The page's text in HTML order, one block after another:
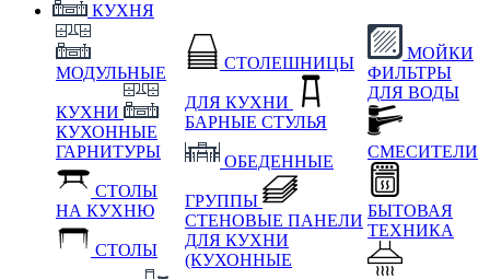
КУХНЯ
МОДУЛЬНЫЕ
КУХНИ
КУХОННЫЕ
ГАРНИТУРЫ
СТОЛЫ
НА КУХНЮ
СТОЛЫ
СТОЛЕШНИЦЫ
ДЛЯ КУХНИ
БАРНЫЕ СТУЛЬЯ
ОБЕДЕННЫЕ
ГРУППЫ
СТЕНОВЫЕ ПАНЕЛИ
ДЛЯ КУХНИ
(КУХОННЫЕ
МОЙКИ
ФИЛЬТРЫ
ДЛЯ ВОДЫ
СМЕСИТЕЛИ
БЫТОВАЯ
ТЕХНИКА